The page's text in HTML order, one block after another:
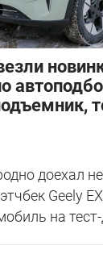
доехал
Geely
на